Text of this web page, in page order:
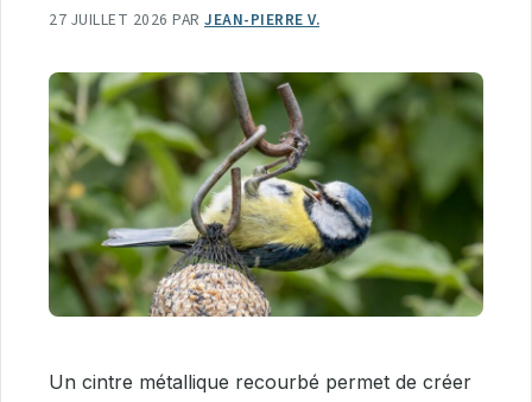
27 JUILLET 2026 PAR JEAN-PIERRE V.
Un cintre métallique recourbé permet de créer